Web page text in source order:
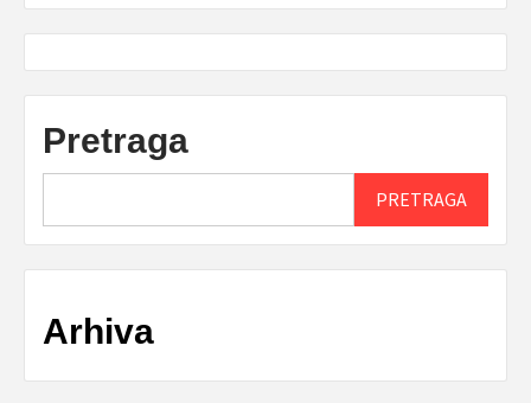
Pretraga
PRETRAGA
Arhiva